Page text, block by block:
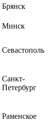
Брянск
Минск
Севастополь
Санкт-
Петербург
Раменское